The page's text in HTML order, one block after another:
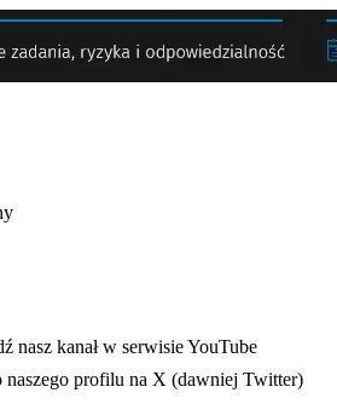
w nowej karcie
się w nowej karcie
nasz kanał w serwisie YouTube
karcie
naszego profilu na X (dawniej Twitter)